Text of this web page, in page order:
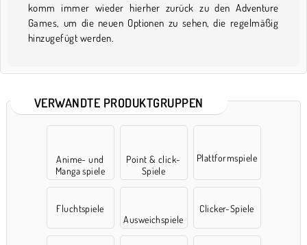
komm immer wieder hierher zurück zu den Adventure
Games, um die neuen Optionen zu sehen, die regelmäßig
hinzugefügt werden.
VERWANDTE PRODUKTGRUPPEN
Anime- und
Manga spiele
Point & click-
Spiele
Plattformspiele
Fluchtspiele
Ausweichspiele
Clicker-Spiele